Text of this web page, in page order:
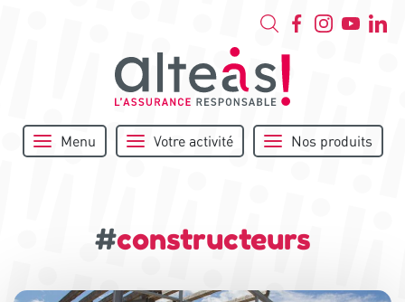
Menu Votre activité Nos produits
#constructeurs